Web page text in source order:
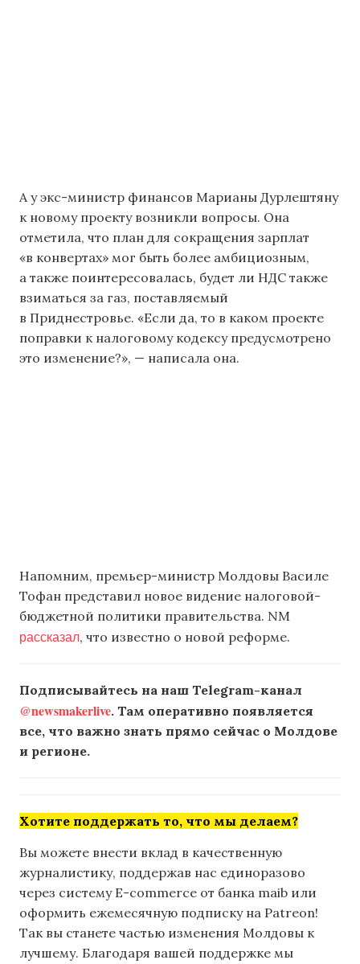
А у экс-министр финансов Марианы Дурлештяну
к новому проекту возникли вопросы. Она
отметила, что план для сокращения зарплат
«в конвертах» мог быть более амбициозным,
а также поинтересовалась, будет ли НДС также
взиматься за газ, поставляемый
в Приднестровье. «Если да, то в каком проекте
поправки к налоговому кодексу предусмотрено
это изменение?», — написала она.
Напомним, премьер-министр Молдовы Василе
Тофан представил новое видение налоговой-
бюджетной политики правительства. NM
рассказал, что известно о новой реформе.
Подписывайтесь на наш Telegram-канал
@newsmakerlive. Там оперативно появляется
все, что важно знать прямо сейчас о Молдове
и регионе.
Хотите поддержать то, что мы делаем?
Вы можете внести вклад в качественную
журналистику, поддержав нас единоразово
через систему E-commerce от банка maib или
оформить ежемесячную подписку на Patreon!
Так вы станете частью изменения Молдовы к
лучшему. Благодаря вашей поддержке мы